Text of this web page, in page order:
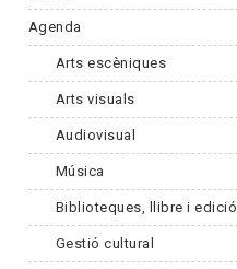
Agenda
Arts escèniques
Arts visuals
Audiovisual
Música
Biblioteques, llibre i edició
Gestió cultural